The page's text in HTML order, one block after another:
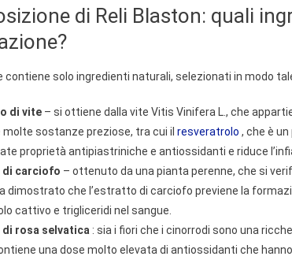
di Reli Blaston: quali
contiene solo ingredienti naturali, selezionati in modo
di vite – si ottiene dalla vite Vitis Vinifera L., che
molte sostanze preziose, tra cui il resveratrolo , che è
proprietà antipiastriniche e antiossidanti e riduce
carciofo – ottenuto da una pianta perenne, che si
dimostrato che l’estratto di carciofo previene la
cattivo e trigliceridi nel sangue.
rosa selvatica : sia i fiori che i cinorrodi sono una
una dose molto elevata di antiossidanti che